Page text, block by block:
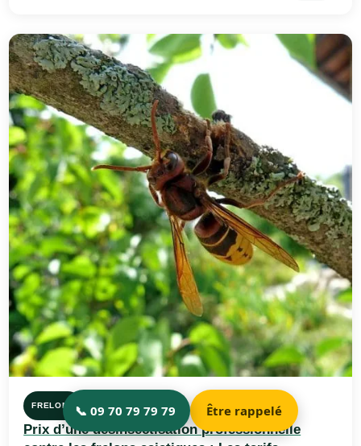
FRELONS
Prix d’une désinsectisation professionnelle